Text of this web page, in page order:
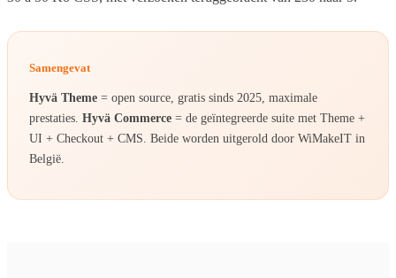
Samengevat
Hyvä Theme = open source, gratis sinds 2025, maximale
prestaties. Hyvä Commerce = de geïntegreerde suite met Theme +
UI + Checkout + CMS. Beide worden uitgerold door WiMakeIT in
België.